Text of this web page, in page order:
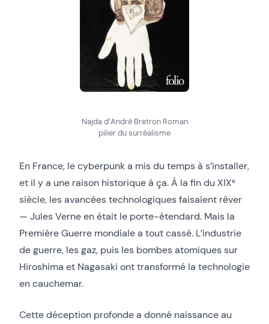
Najda d’André Bretron Roman
pilier du surréalisme
En France, le cyberpunk a mis du temps à s’installer,
et il y a une raison historique à ça. À la fin du XIXᵉ
siècle, les avancées technologiques faisaient rêver
— Jules Verne en était le porte-étendard. Mais la
Première Guerre mondiale a tout cassé. L’industrie
de guerre, les gaz, puis les bombes atomiques sur
Hiroshima et Nagasaki ont transformé la technologie
en cauchemar.
Cette déception profonde a donné naissance au